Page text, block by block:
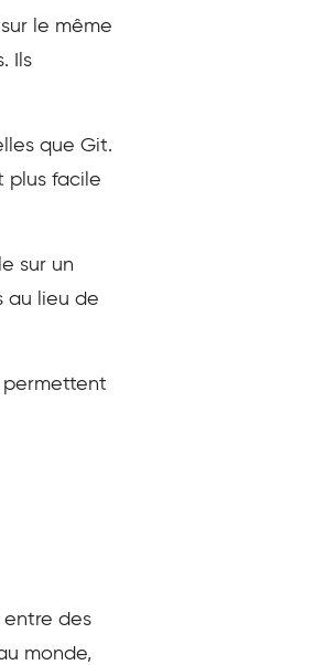
le même
Ils
que Git.
plus facile
sur un
au lieu de
permettent
des
monde,